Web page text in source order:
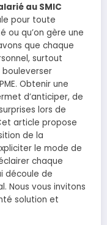
au SMIC
pour toute
ou qu’on gère une
que chaque
surtout
bouleverser
Obtenir une
d’anticiper, de
lors de
article propose
de la
le mode de
chaque
découle de
Nous vous invitons
solution et